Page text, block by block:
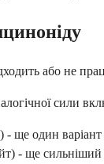
або не
сили
ще один варіант
- ще